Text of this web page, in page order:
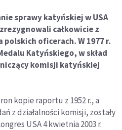
sprawy katyńskiej w USA
całkowicie z
oficerach. W 1977 r.
Katyńskiego, w skład
komisji katyńskiej
kopie raportu z 1952 r., a
z działalności komisji, zostały
USA 4 kwietnia 2003 r.